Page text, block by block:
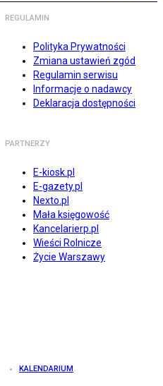
REGULAMIN
Polityka Prywatności
Zmiana ustawień zgód
Regulamin serwisu
Informacje o nadawcy
Deklaracja dostępności
PARTNERZY
E-kiosk.pl
E-gazety.pl
Nexto.pl
Mała księgowość
Kancelarierp.pl
Wieści Rolnicze
Życie Warszawy
KALENDARIUM